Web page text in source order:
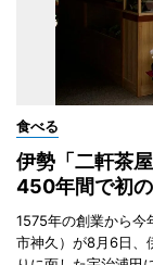
食べる
伊勢「二軒茶
450年間で初
1575年の創業から今
市神久）が8月6日、